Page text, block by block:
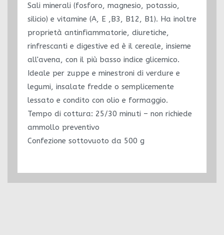
Sali minerali (fosforo, magnesio, potassio,
silicio) e vitamine (A, E ,B3, B12, B1). Ha inoltre
proprietà antinfiammatorie, diuretiche,
rinfrescanti e digestive ed è il cereale, insieme
all'avena, con il più basso indice glicemico.
Ideale per zuppe e minestroni di verdure e
legumi, insalate fredde o semplicemente
lessato e condito con olio e formaggio.
Tempo di cottura: 25/30 minuti – non richiede
ammollo preventivo
Confezione sottovuoto da 500 g